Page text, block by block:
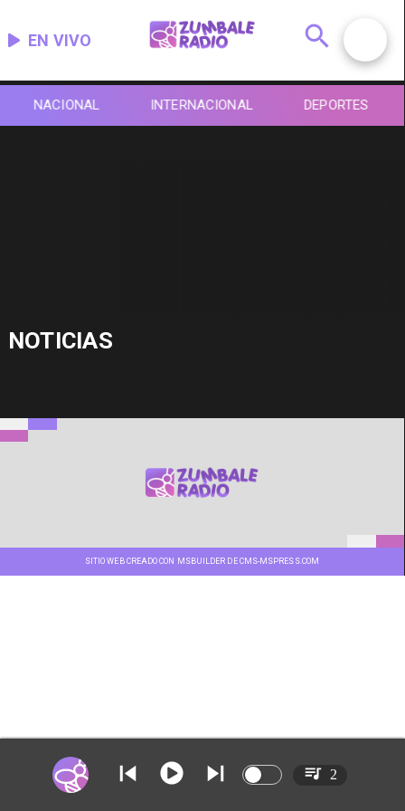
EN VIVO
NACIONAL INTERNACIONAL DEPORTES
NOTICIAS
SITIO WEB CREADO CON MSBUILDER DE CMS-MSPRESS.COM
2